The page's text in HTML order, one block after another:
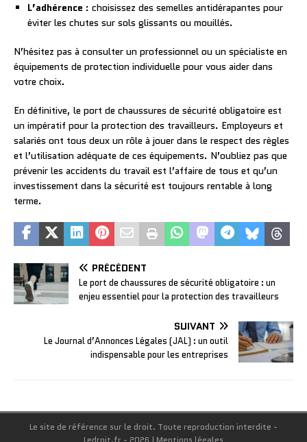
L’adhérence : choisissez des semelles antidérapantes pour
éviter les chutes sur sols glissants ou mouillés.
N’hésitez pas à consulter un professionnel ou un spécialiste en
équipements de protection individuelle pour vous aider dans
votre choix.
En définitive, le port de chaussures de sécurité obligatoire est
un impératif pour la protection des travailleurs. Employeurs et
salariés ont tous deux un rôle à jouer dans le respect des règles
et l’utilisation adéquate de ces équipements. N’oubliez pas que
prévenir les accidents du travail est l’affaire de tous et qu’un
investissement dans la sécurité est toujours rentable à long
terme.
PRÉCÉDENT
Le port de chaussures de sécurité obligatoire : un
enjeu essentiel pour la protection des travailleurs
SUIVANT
Le Journal d’Annonces Légales (JAL) : un outil
indispensable pour les entreprises
Le site de référence sur le droit. Toute reproduction interdite -